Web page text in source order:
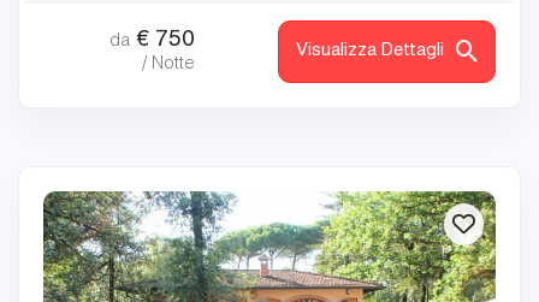
da € 750
/ Notte
Visualizza Dettagli